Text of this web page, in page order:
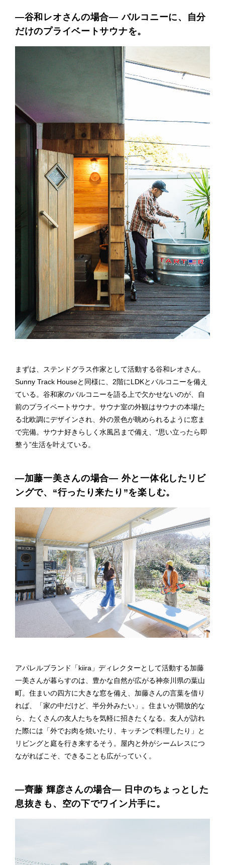
―谷和レオさんの場合― バルコニーに、自分
だけのプライベートサウナを。
まずは、ステンドグラス作家として活動する谷和レオさん。
Sunny Track Houseと同様に、2階にLDKとバルコニーを備え
ている。谷和家のバルコニーを語る上で欠かせないのが、自
前のプライベートサウナ。サウナ室の外観はサウナの本場た
る北欧調にデザインされ、外の景色が眺められるように窓ま
で完備。サウナ好きらしく水風呂まで備え、“思い立ったら即
整う”生活を叶えている。
―加藤一美さんの場合― 外と一体化したリビ
ングで、“行ったり来たり”を楽しむ。
アパレルブランド「kiira」ディレクターとして活動する加藤
一美さんが暮らすのは、豊かな自然が広がる神奈川県の葉山
町。住まいの四方に大きな窓を備え、加藤さんの言葉を借り
れば、「家の中だけど、半分外みたい」。住まいが開放的な
ら、たくさんの友人たちを気軽に招きたくなる。友人が訪れ
た際には「外でお肉を焼いたり、キッチンで料理したり」と
リビングと庭を行き来するそう。屋内と外がシームレスにつ
ながればこそ、できることも広がっていく。
―齊藤 輝彦さんの場合― 日中のちょっとした
息抜きも、空の下でワイン片手に。